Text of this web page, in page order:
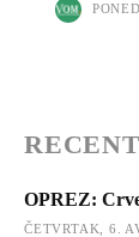
OPREZ:
ČETVRTAK, 6.